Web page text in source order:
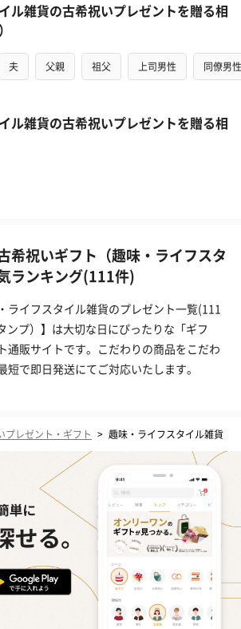
ル雑貨の古希祝いプレゼントを贈る相
夫 父親 祖父 上司男性 同僚男性
ル雑貨の古希祝いプレゼントを贈る相
希祝いギフト（趣味・ライフスタ
ランキング(111件)
ライフスタイル雑貨のプレゼント一覧(111
ンプ）】は大切な日にぴったりな「ギフ
通販サイトです。こだわりの商品をこだわ
短で即日発送にてご対応いたします。
プレゼント・ギフト > 趣味・ライフスタイル雑貨